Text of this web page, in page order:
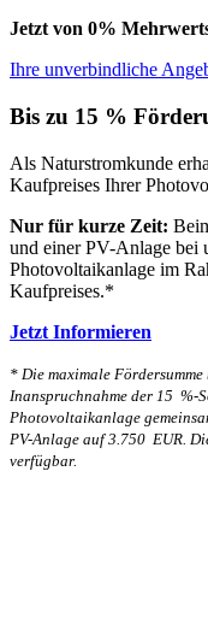
Jetzt von 0%
Ihre unverbindliche
Bis zu 15 %
Als Naturstromkunde
Kaufpreises Ihrer
Nur für kurze Zeit:
und einer PV-Anlage bei
Photovoltaikanlage im
Kaufpreises.*
Jetzt Informieren
* Die maximale
Inanspruchnahme der 15 %-
Photovoltaikanlage
PV-Anlage auf 3.750 EUR.
verfügbar.